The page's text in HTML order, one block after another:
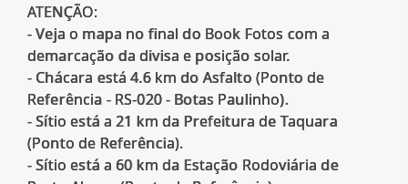
ATENÇÃO:
- Veja o mapa no final do Book Fotos com a
demarcação da divisa e posição solar.
- Chácara está 4.6 km do Asfalto (Ponto de
Referência - RS-020 - Botas Paulinho).
- Sítio está a 21 km da Prefeitura de Taquara
(Ponto de Referência).
- Sítio está a 60 km da Estação Rodoviária de